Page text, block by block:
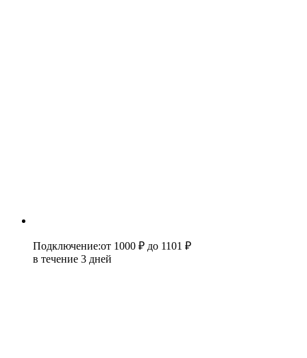
Подключение:от 1000 ₽ до 1101 ₽
в течение 3 дней